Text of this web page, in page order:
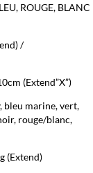
ROUGE, BLANC
/
(Extend”X”)
bleu marine, vert,
rouge/blanc,
(Extend)